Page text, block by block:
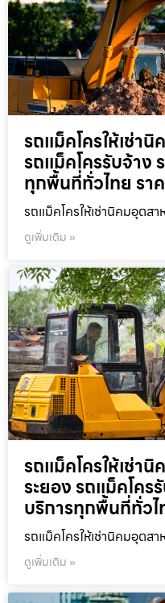
รถแม็คโครให้เช่า
รถแม็คโครรับจ้าง
ทุกพื้นที่ทั่วไทย รา
รถแม็คโครให้เช่านิคมอุตส
ดูเพิ่มเติม »
รถแม็คโครให้เช่า
ระยอง รถแม็คโคร
บริการทุกพื้นที่ทั่วไ
รถแม็คโครให้เช่านิคมอุตส
ดูเพิ่มเติม »